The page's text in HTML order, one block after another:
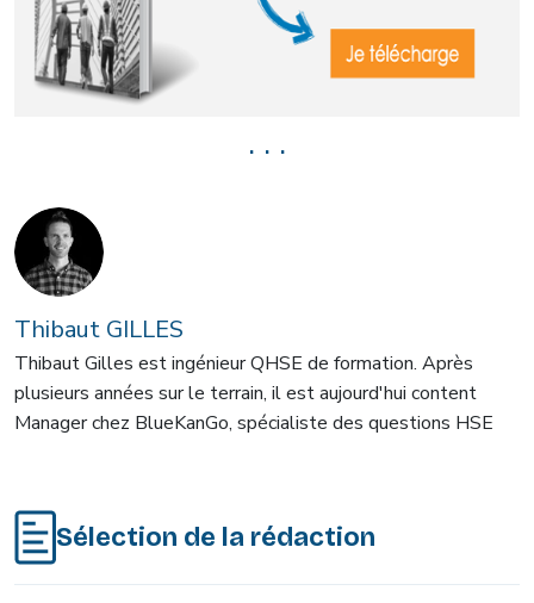
. . .
Thibaut GILLES
Thibaut Gilles est ingénieur QHSE de formation. Après
plusieurs années sur le terrain, il est aujourd'hui content
Manager chez BlueKanGo, spécialiste des questions HSE
Sélection de la rédaction